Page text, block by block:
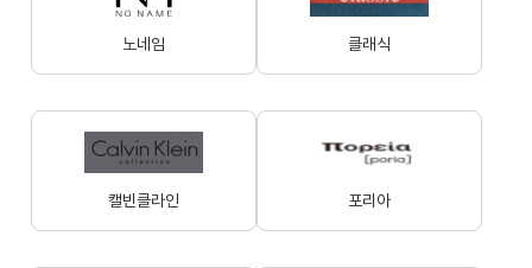
노네임 클래식
캘빈클라인 포리아